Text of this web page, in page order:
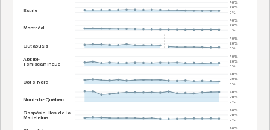
0 %
20 %
40 %
0 %
20 %
40 %
0 %
20 %
40 %
0 %
20 %
40 %
0 %
20 %
40 %
0 %
20 %
40 %
0 %
20 %
40 %
40 %
Estrie
Montréal
Outaouais
Abitibi-
Témiscamingue
Côte-Nord
Nord-du-Québec
Gaspésie–Îles-de-la-
Madeleine